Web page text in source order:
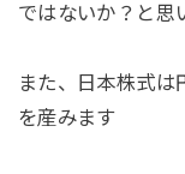
ではないか？と思
また、日本株式は
を産みます